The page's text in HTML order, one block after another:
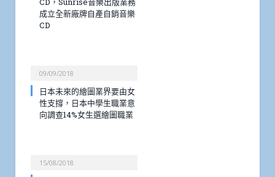
成立全新廠牌自產自銷音樂
CD
09/09/2018
日本未來的繪圖業界要由女
性支撐，日本中學生職業意
向調查14%女生選繪圖職業
15/08/2018